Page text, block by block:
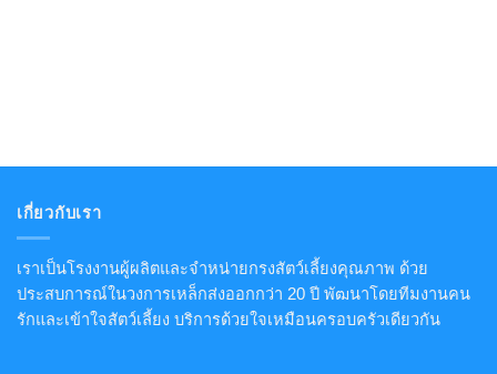
เกี่ยวกับเรา
เราเป็นโรงงานผู้ผลิตและจำหน่ายกรงสัตว์เลี้ยงคุณภาพ ด้วย
ประสบการณ์ในวงการเหล็กส่งออกกว่า 20 ปี พัฒนาโดยทีมงานคน
รักและเข้าใจสัตว์เลี้ยง บริการด้วยใจเหมือนครอบครัวเดียวกัน